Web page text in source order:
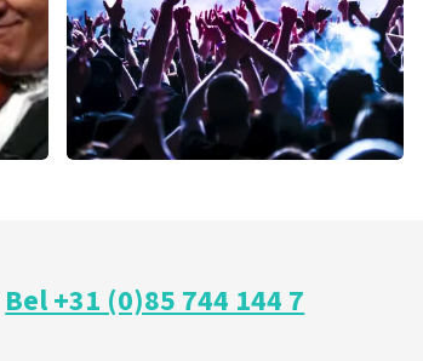
Bel +31 (0)85 744 144 7